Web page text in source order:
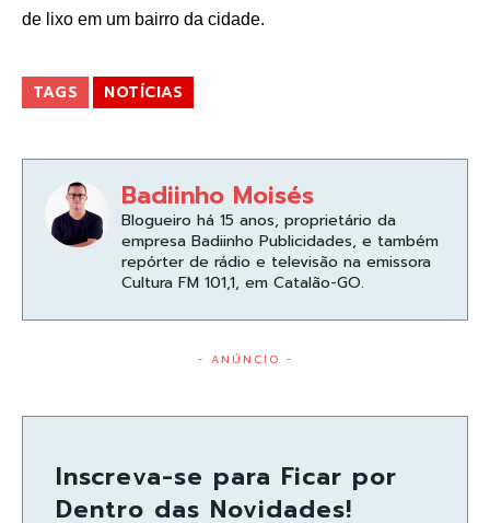
de lixo em um bairro da cidade.
TAGS NOTÍCIAS
Badiinho Moisés
Blogueiro há 15 anos, proprietário da
empresa Badiinho Publicidades, e também
repórter de rádio e televisão na emissora
Cultura FM 101,1, em Catalão-GO.
- ANÚNCIO -
Inscreva-se para Ficar por
Dentro das Novidades!